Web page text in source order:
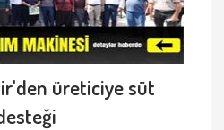
üreticiye süt